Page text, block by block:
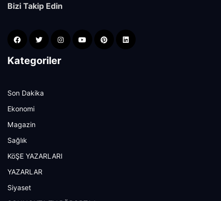
Bizi Takip Edin
Kategoriler
Son Dakika
Ekonomi
Magazin
Sağlık
KöŞE YAZARLARI
YAZARLAR
Siyaset